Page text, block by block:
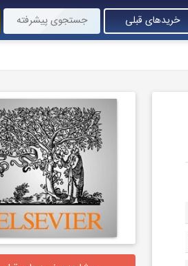
خریدهای قبلی جستجوی پیشرفته